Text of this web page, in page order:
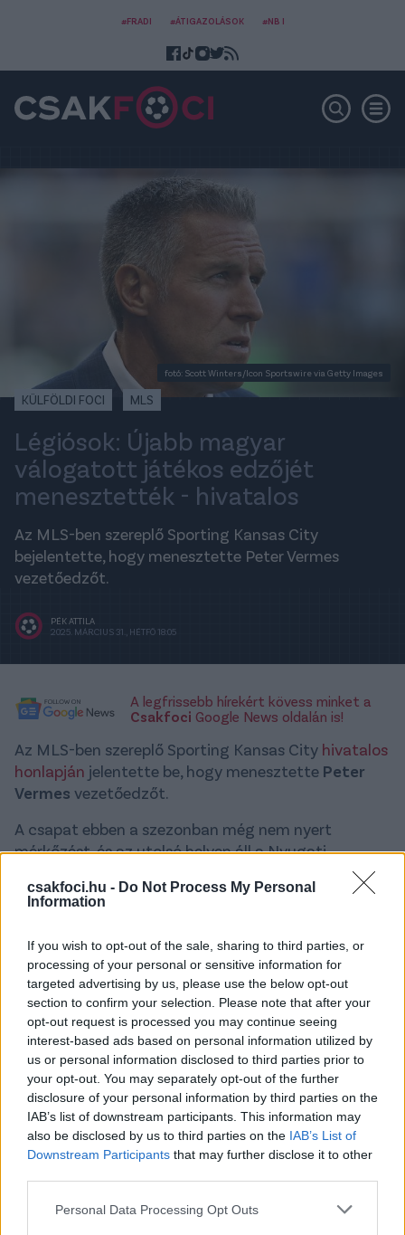
csakfoci.hu - Do Not Process My Personal
Information
If you wish to opt-out of the sale, sharing to third parties, or
processing of your personal or sensitive information for
targeted advertising by us, please use the below opt-out
section to confirm your selection. Please note that after your
opt-out request is processed you may continue seeing
interest-based ads based on personal information utilized by
us or personal information disclosed to third parties prior to
your opt-out. You may separately opt-out of the further
disclosure of your personal information by third parties on the
IAB’s list of downstream participants. This information may
also be disclosed by us to third parties on the IAB’s List of
Downstream Participants that may further disclose it to other
Please note that this website/app uses one or more Google
Personal Data Processing Opt Outs
#FRADI #ÁTIGAZOLÁSOK #NB I
fotó: Scott Winters/Icon Sportswire via Getty Images
KÜLFÖLDI FOCI MLS
Légiósok: Újabb magyar
válogatott játékos edzőjét
menesztették - hivatalos
Az MLS-ben szereplő Sporting Kansas City
bejelentette, hogy menesztette Peter Vermes
vezetőedzőt.
PÉK ATTILA
2025. MÁRCIUS 31., HÉTFŐ 18:05
A legfrissebb hírekért kövess minket a
Csakfoci Google News oldalán is!
Az MLS-ben szereplő Sporting Kansas City hivatalos
honlapján jelentette be, hogy menesztette Peter
Vermes vezetőedzőt.
A csapat ebben a szezonban még nem nyert
mérkőzést, és az utolsó helyen áll a Nyugati
A klub közleménye szerint
vezetőedzője, az évek során stabil csapatot épített,
amely az élmezőnyben szerepelt az MLS-ben.
Sallói Dánielebben a szezonban hat mérkőzésen két
gólt szerzett a csapatnál.
A Csakfoci legújabb kérdésében arra keressük a
választ, hogy olvasóink szerint hogyan zárul a héten
a két Fradi-Újpest derbi?Kattints és szavazz itt!
Olvastad már?